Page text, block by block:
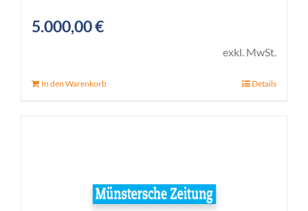
5.000,00€
exkl. MwSt.
In den Warenkorb Details